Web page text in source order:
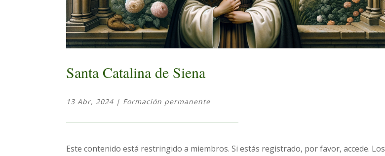
Santa Catalina de Siena
13 Abr, 2024 | Formación permanente
Este contenido está restringido a miembros. Si estás registrado, por favor, accede. Los